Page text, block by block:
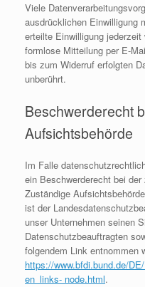
Viele
ausdrücklichen Einwilligung
erteilte Einwilligung
formlose Mitteilung per E-
bis zum Widerruf erfolgten
unberührt.
Beschwerderecht
Aufsichtsbehörde
Im Falle
ein Beschwerderecht bei
Zuständige
ist der
unser Unternehmen seinen
Datenschutzbeauftragten
folgendem Link entnommen
https://www.bfdi.bund.de/
en_links- node.html.